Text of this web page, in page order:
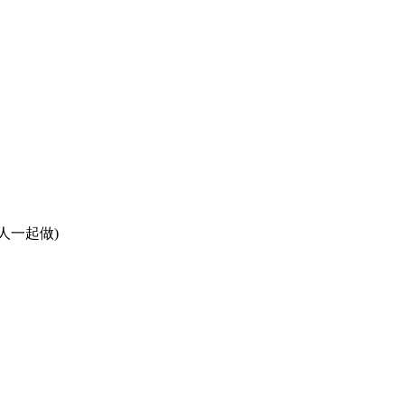
一起做)